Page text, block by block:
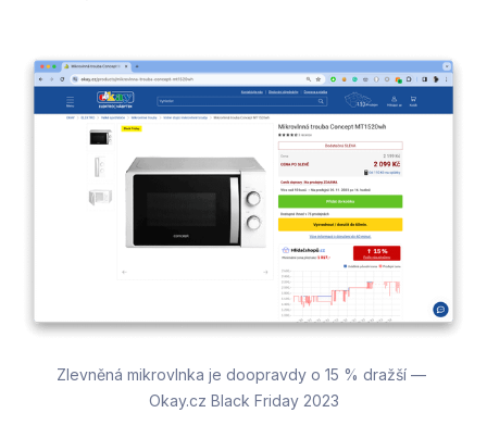
Zlevněná mikrovlnka je doopravdy o 15 % dražší —
Okay.cz Black Friday 2023